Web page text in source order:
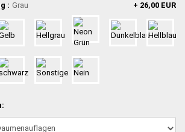
: Grau + 26,00 EUR